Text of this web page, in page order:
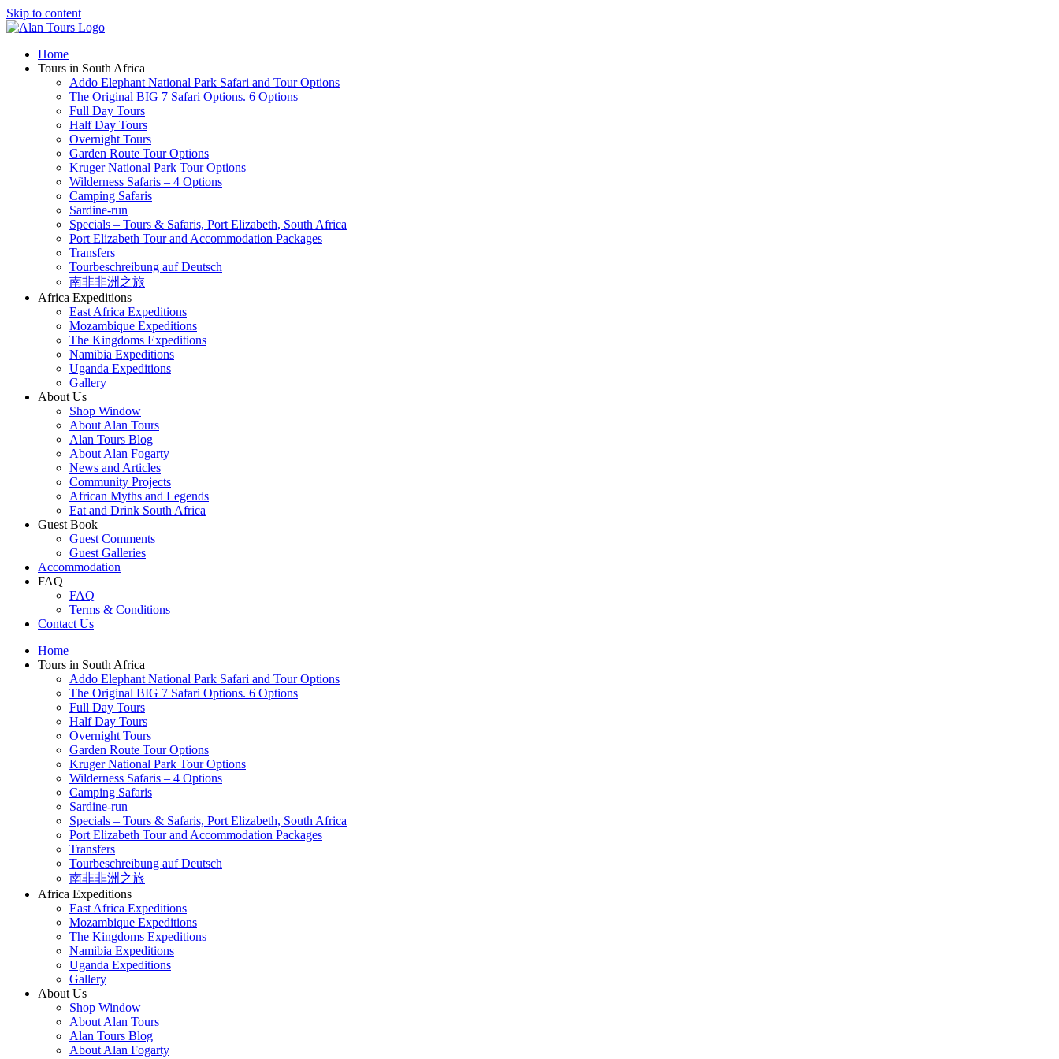
Skip to content
Home
Tours in South Africa
Addo Elephant National Park Safari and Tour Options
The Original BIG 7 Safari Options. 6 Options
Full Day Tours
Half Day Tours
Overnight Tours
Garden Route Tour Options
Kruger National Park Tour Options
Wilderness Safaris – 4 Options
Camping Safaris
Sardine-run
Specials – Tours & Safaris, Port Elizabeth, South Africa
Port Elizabeth Tour and Accommodation Packages
Transfers
Tourbeschreibung auf Deutsch
南非非洲之旅
Africa Expeditions
East Africa Expeditions
Mozambique Expeditions
The Kingdoms Expeditions
Namibia Expeditions
Uganda Expeditions
Gallery
About Us
Shop Window
About Alan Tours
Alan Tours Blog
About Alan Fogarty
News and Articles
Community Projects
African Myths and Legends
Eat and Drink South Africa
Guest Book
Guest Comments
Guest Galleries
Accommodation
FAQ
FAQ
Terms & Conditions
Contact Us
Home
Tours in South Africa
Addo Elephant National Park Safari and Tour Options
The Original BIG 7 Safari Options. 6 Options
Full Day Tours
Half Day Tours
Overnight Tours
Garden Route Tour Options
Kruger National Park Tour Options
Wilderness Safaris – 4 Options
Camping Safaris
Sardine-run
Specials – Tours & Safaris, Port Elizabeth, South Africa
Port Elizabeth Tour and Accommodation Packages
Transfers
Tourbeschreibung auf Deutsch
南非非洲之旅
Africa Expeditions
East Africa Expeditions
Mozambique Expeditions
The Kingdoms Expeditions
Namibia Expeditions
Uganda Expeditions
Gallery
About Us
Shop Window
About Alan Tours
Alan Tours Blog
About Alan Fogarty